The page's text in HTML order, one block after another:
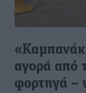
αγορά από
φορτηγά –